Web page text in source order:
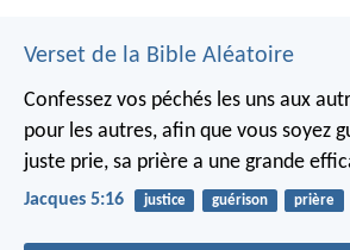
Verset de la Bible Aléatoire
Confessez vos péchés les uns aux
pour les autres, afin que vous soyez
juste prie, sa prière a une grande
Jacques 5:16 justice guérison prière